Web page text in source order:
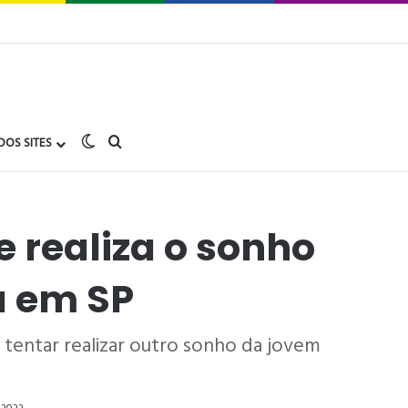
SITES Switch skinbuscar no Gay1.com.br
realiza o sonho
SP
tentar realizar outro sonho da jovem